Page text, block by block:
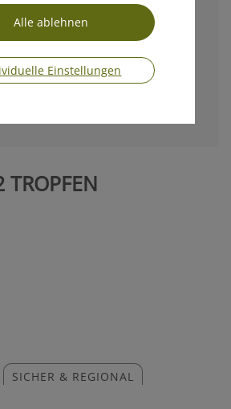
SICHER & REGIONAL
Einstellungen